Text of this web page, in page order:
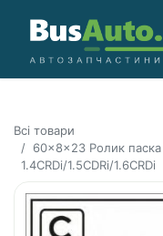
Всі товари
60x8x23 Ролик
1.4CRDi/1.5CDRi/1.6CRDi